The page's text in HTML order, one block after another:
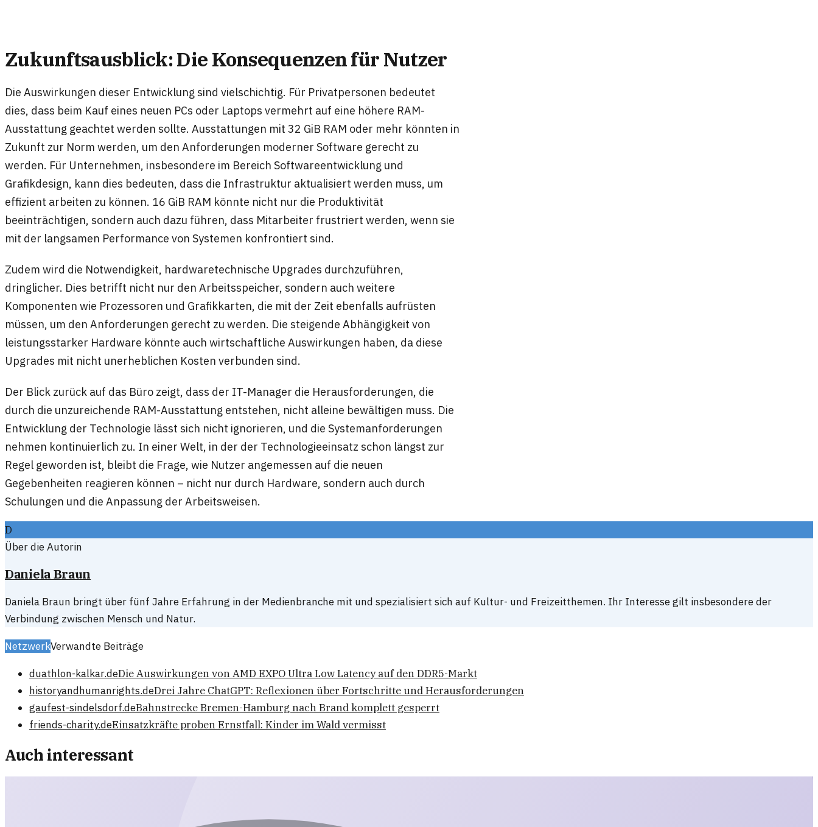
Zukunftsausblick: Die Konsequenzen für Nutzer
Die Auswirkungen dieser Entwicklung sind vielschichtig. Für Privatpersonen bedeutet
dies, dass beim Kauf eines neuen PCs oder Laptops vermehrt auf eine höhere RAM-
Ausstattung geachtet werden sollte. Ausstattungen mit 32 GiB RAM oder mehr könnten in
Zukunft zur Norm werden, um den Anforderungen moderner Software gerecht zu
werden. Für Unternehmen, insbesondere im Bereich Softwareentwicklung und
Grafikdesign, kann dies bedeuten, dass die Infrastruktur aktualisiert werden muss, um
effizient arbeiten zu können. 16 GiB RAM könnte nicht nur die Produktivität
beeinträchtigen, sondern auch dazu führen, dass Mitarbeiter frustriert werden, wenn sie
mit der langsamen Performance von Systemen konfrontiert sind.
Zudem wird die Notwendigkeit, hardwaretechnische Upgrades durchzuführen,
dringlicher. Dies betrifft nicht nur den Arbeitsspeicher, sondern auch weitere
Komponenten wie Prozessoren und Grafikkarten, die mit der Zeit ebenfalls aufrüsten
müssen, um den Anforderungen gerecht zu werden. Die steigende Abhängigkeit von
leistungsstarker Hardware könnte auch wirtschaftliche Auswirkungen haben, da diese
Upgrades mit nicht unerheblichen Kosten verbunden sind.
Der Blick zurück auf das Büro zeigt, dass der IT-Manager die Herausforderungen, die
durch die unzureichende RAM-Ausstattung entstehen, nicht alleine bewältigen muss. Die
Entwicklung der Technologie lässt sich nicht ignorieren, und die Systemanforderungen
nehmen kontinuierlich zu. In einer Welt, in der der Technologieeinsatz schon längst zur
Regel geworden ist, bleibt die Frage, wie Nutzer angemessen auf die neuen
Gegebenheiten reagieren können – nicht nur durch Hardware, sondern auch durch
Schulungen und die Anpassung der Arbeitsweisen.
D
Über die Autorin
Daniela Braun
Daniela Braun bringt über fünf Jahre Erfahrung in der Medienbranche mit und spezialisiert sich auf Kultur- und Freizeitthemen. Ihr Interesse gilt insbesondere der
Verbindung zwischen Mensch und Natur.
NetzwerkVerwandte Beiträge
duathlon-kalkar.deDie Auswirkungen von AMD EXPO Ultra Low Latency auf den DDR5-Markt
historyandhumanrights.deDrei Jahre ChatGPT: Reflexionen über Fortschritte und Herausforderungen
gaufest-sindelsdorf.deBahnstrecke Bremen-Hamburg nach Brand komplett gesperrt
friends-charity.deEinsatzkräfte proben Ernstfall: Kinder im Wald vermisst
Auch interessant